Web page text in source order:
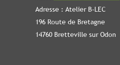
Adresse : Atelier B-LEC
196 Route de Bretagne
14760 Bretteville sur Odon